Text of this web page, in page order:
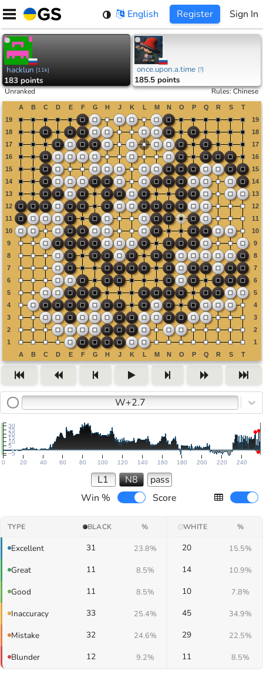
Skip
content
English Register Sign In
hacklun [11k]
183 points
once.upon.a.time [?]
185.5 points
Unranked Rules:Chinese
W+2.7
0 20 40 60 80 100 120 140 160 180 200 220 240
−5
5
10
15
20
25
30
L1 N8
pass
Win %
Score
TYPE BLACK % WHITE %
Excellent 31 23.8% 20 15.5%
Great 11 8.5% 14 10.9%
Good 11 8.5% 10 7.8%
Inaccuracy 33 25.4% 45 34.9%
Mistake 32 24.6% 29 22.5%
Blunder 12 9.2% 11 8.5%